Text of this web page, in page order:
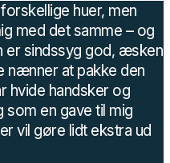
huer, men
med det samme – og
er sindssyg god, æsken
nænner at pakke den
hvide handsker og
en gave til mig
vil gøre lidt ekstra ud